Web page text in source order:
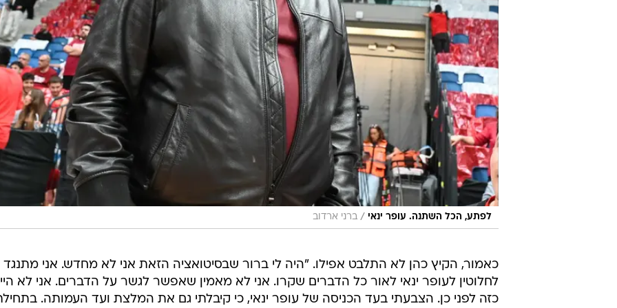
לפתע, הכל השתנה. עופר ינאי / ברני ארדוב
כאמור, הקיץ כהן לא התלבט אפילו. "היה לי ברור שבסיטואציה הזאת אני לא מחדש. אני מתנגד
לחלוטין לעופר ינאי לאור כל הדברים שקרו. אני לא מאמין שאפשר לגשר על הדברים. אני לא
כזה לפני כן. הצבעתי בעד הכניסה של עופר ינאי, כי קיבלתי גם את המלצת ועד העמותה.